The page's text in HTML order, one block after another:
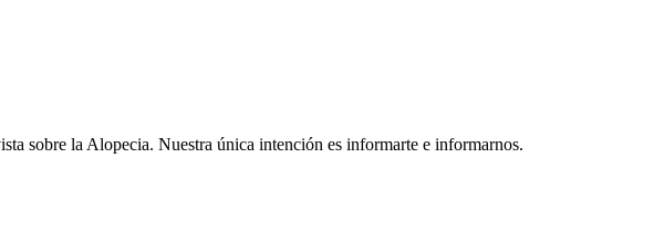
sobre la Alopecia. Nuestra única intención es informarte e informarnos.